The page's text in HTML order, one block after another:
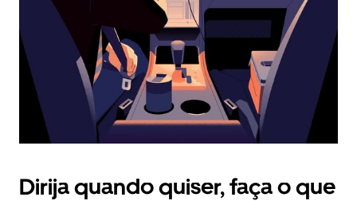
o
calendário.
Dirija quando quiser, faça o que